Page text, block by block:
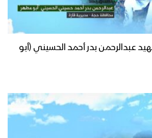
عبدالرحمن بدر أحمد الحسيني (أبو